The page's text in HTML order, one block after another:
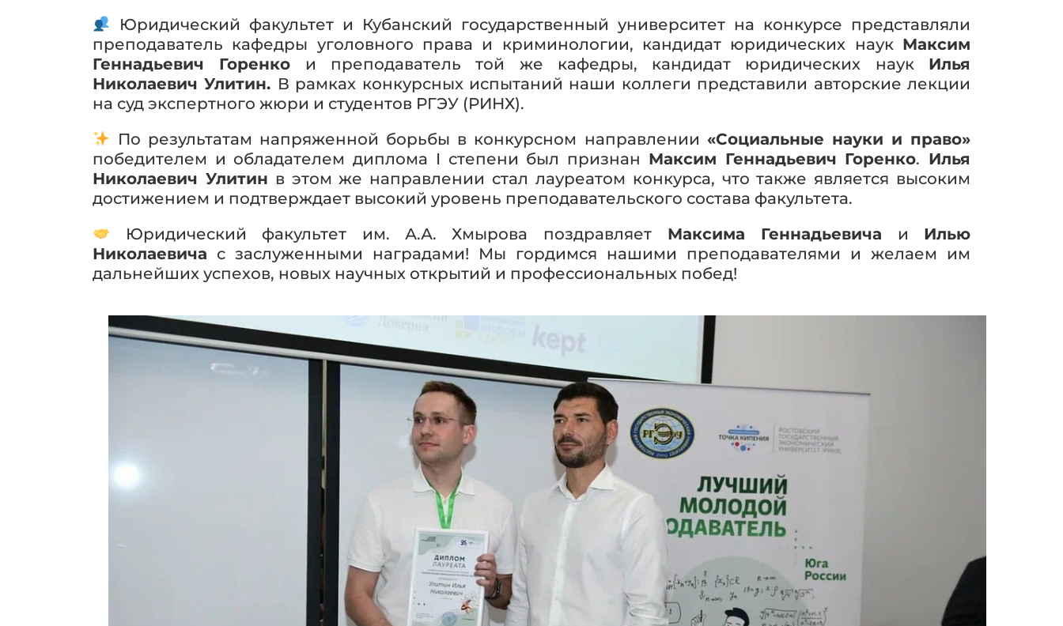
Юридический факультет и Кубанский государственный университет на конкурсе представляли
преподаватель кафедры уголовного права и криминологии, кандидат юридических наук Максим
Геннадьевич Горенко и преподаватель той же кафедры, кандидат юридических наук Илья
Николаевич Улитин. В рамках конкурсных испытаний наши коллеги представили авторские лекции
на суд экспертного жюри и студентов РГЭУ (РИНХ).
По результатам напряженной борьбы в конкурсном направлении «Социальные науки и право»
победителем и обладателем диплома I степени был признан Максим Геннадьевич Горенко. Илья
Николаевич Улитин в этом же направлении стал лауреатом конкурса, что также является высоким
достижением и подтверждает высокий уровень преподавательского состава факультета.
Юридический факультет им. А.А. Хмырова поздравляетМаксима Геннадьевича и Илью
Николаевича с заслуженными наградами! Мы гордимся нашими преподавателями и желаем им
дальнейших успехов, новых научных открытий и профессиональных побед!